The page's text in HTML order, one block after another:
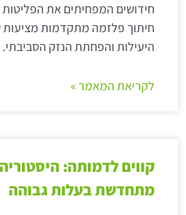
חידושים המפחיתים את
חיתוך פלזמה מתקדמות מציעות
היעילות והפחתת הנזק הסביבתי.
לקריאת המאמר »
קווים לדמותה:
מתחדשת בעלות גבוהה